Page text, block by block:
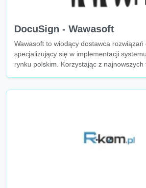
DocuSign - Wawasoft
Wawasoft to wiodący dostawca rozwiązań
specjalizujący się w implementacji
rynku polskim. Korzystając z najnowszych